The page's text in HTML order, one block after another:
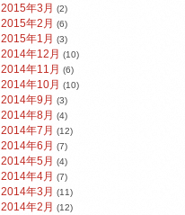
2015年3月 (2)
2015年2月 (6)
2015年1月 (3)
2014年12月 (10)
2014年11月 (6)
2014年10月 (10)
2014年9月 (3)
2014年8月 (4)
2014年7月 (12)
2014年6月 (7)
2014年5月 (4)
2014年4月 (7)
2014年3月 (11)
2014年2月 (12)